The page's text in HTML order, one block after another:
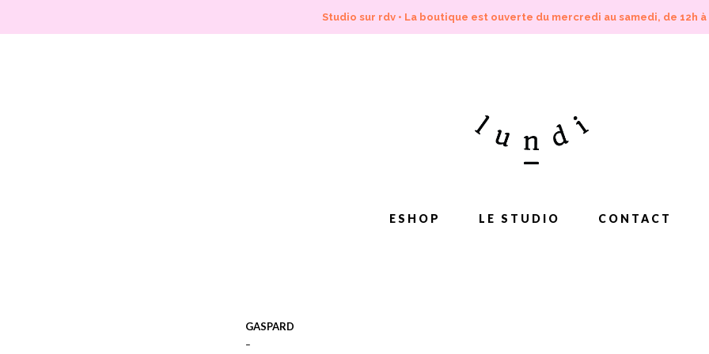
Studio sur rdv • La boutique est ouverte du mercredi au samedi, de 12h à
ESHOP LE STUDIO CONTACT
GASPARD
–